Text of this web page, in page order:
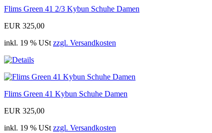
Flims Green 41 2/3 Kybun Schuhe Damen
EUR 325,00
inkl. 19 % USt zzgl. Versandkosten
Flims Green 41 Kybun Schuhe Damen
EUR 325,00
inkl. 19 % USt zzgl. Versandkosten